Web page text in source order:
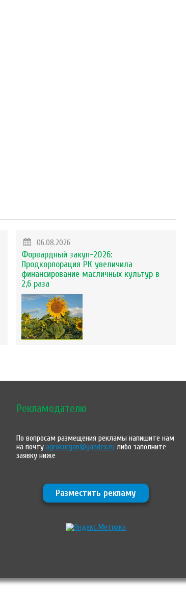
06.08.2026
Форвардный закуп-2026:
Продкорпорация РК увеличила
финансирование масличных культур в
2,6 раза
Рекламодателю
По вопросам размещения рекламы напишите нам
на почтуagrokurgan@yandex.ru либо заполните
заявку ниже
Разместить рекламу